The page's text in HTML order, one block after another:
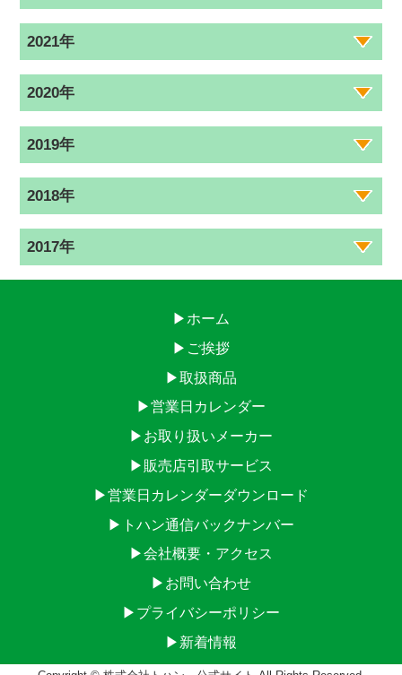
2021年
2020年
2019年
2018年
2017年
▶ホーム
▶ご挨拶
▶取扱商品
▶営業日カレンダー
▶お取り扱いメーカー
▶販売店引取サービス
▶営業日カレンダーダウンロード
▶トハン通信バックナンバー
▶会社概要・アクセス
▶お問い合わせ
▶プライバシーポリシー
▶新着情報